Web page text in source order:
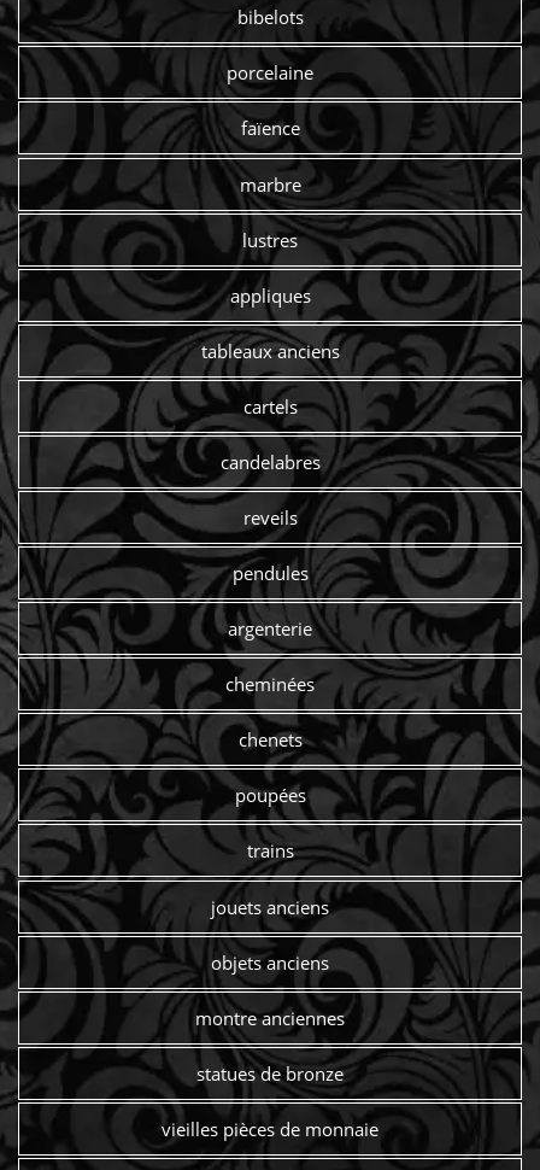
bibelots
porcelaine
faïence
marbre
lustres
appliques
tableaux anciens
cartels
candelabres
reveils
pendules
argenterie
cheminées
chenets
poupées
trains
jouets anciens
objets anciens
montre anciennes
statues de bronze
vieilles pièces de monnaie